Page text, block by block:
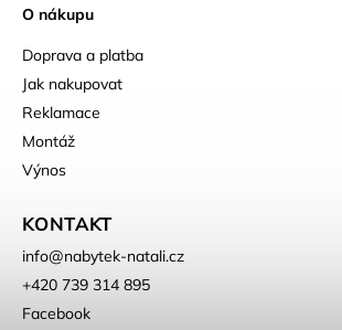
O nákupu
Doprava a platba
Jak nakupovat
Reklamace
Montáž
Výnos
KONTAKT
info@nabytek-natali.cz
+420 739 314 895
Facebook